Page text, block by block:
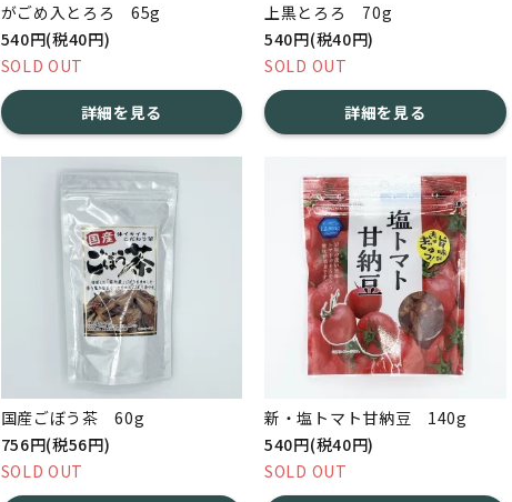
がごめ入とろろ 65g
540円(税40円)
SOLD OUT
詳細を見る
上黒とろろ 70g
540円(税40円)
SOLD OUT
詳細を見る
国産ごぼう茶 60g
756円(税56円)
SOLD OUT
新・塩トマト甘納豆 140g
540円(税40円)
SOLD OUT